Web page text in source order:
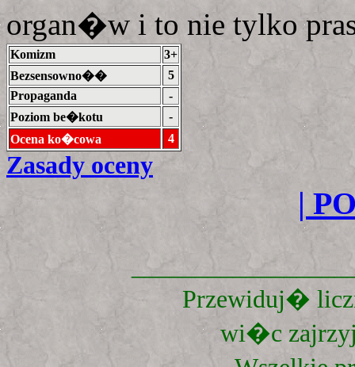
organ�w i to nie tylko
Komizm
3+
Bezsensowno��
5
Propaganda
-
Poziom be�kotu
-
Ocena ko�cowa
4
Zasady oceny
|
Przewiduj�
wi�c